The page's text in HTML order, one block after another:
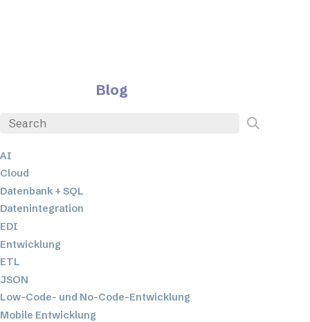
Blog
AI
Cloud
Datenbank + SQL
Datenintegration
EDI
Entwicklung
ETL
JSON
Low-Code- und No-Code-Entwicklung
Mobile Entwicklung